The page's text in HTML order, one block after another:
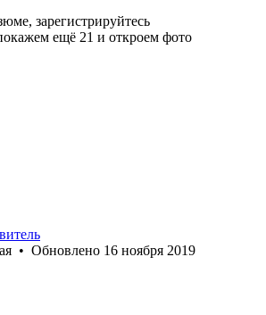
зарегистрируйтесь
ещё 21 и откроем фото
• Обновлено 16 ноября 2019